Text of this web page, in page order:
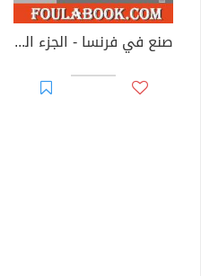
صنع في فرنسا - الجزء الثاني